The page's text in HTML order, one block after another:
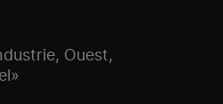
Ouest,